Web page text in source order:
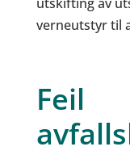
verneutstyr til
Feil